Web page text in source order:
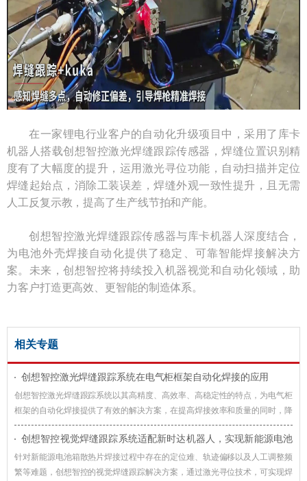
在一家锂电行业客户的自动化升级项目中，采用了库卡
机器人搭载创想智控激光焊缝跟踪传感器，焊缝位置识别精
度有了大幅度的提升，运用激光寻位功能，自动扫描并定位
焊缝起始点，消除工装误差，焊缝外观一致性提升，且无需
人工反复示教，提高了生产线节拍和产能。
创想智控激光焊缝跟踪传感器与库卡机器人深度结合，
为电池外壳焊接自动化提供了稳定、可靠智能焊接解决方
案。未来，创想智控将持续投入机器视觉和自动化领域，助
力客户打造更高效、更智能的制造体系。
相关专题
创想智控激光焊缝跟踪系统在电气柜框架自动化焊接的应用
创想智控激光焊缝跟踪系统以其高精度、高效率、高稳定性的特点，为电气柜
框架的自动化焊接提供了有效的解决方案，在提高焊接效率和质量的同时，降
低了生产成本，提升了企业的竞争力。
创想智控视觉焊缝跟踪系统适配新时达机器人，实现新能源电池
箱散热片焊接智能化升级
针对新能源电池箱散热片焊接过程中存在的定位难、轨迹偏移以及人工调整频
繁等难题，创想智控的视觉焊缝跟踪解决方案，通过激光寻位技术，可实现焊